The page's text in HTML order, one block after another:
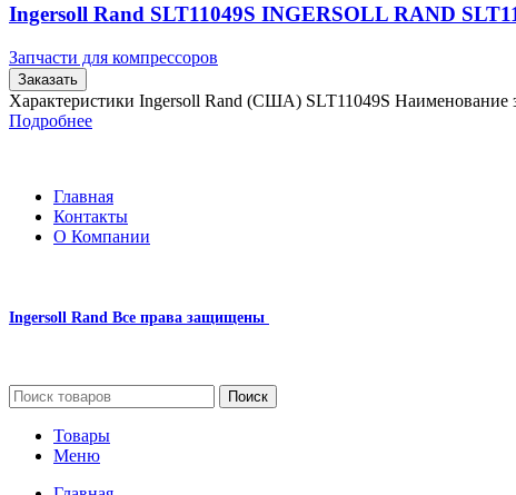
Ingersoll Rand SLT11049S INGERSOLL RAND
Запчасти для компрессоров
Заказать
Характеристики Ingersoll Rand (США) SLT11049S
Подробнее
Главная
Контакты
О Компании
Ingersoll Rand Все права защищены
Поиск
Товары
Меню